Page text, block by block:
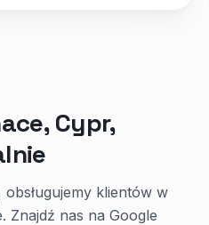
Cypr,
klientów w
Znajdź nas na Google